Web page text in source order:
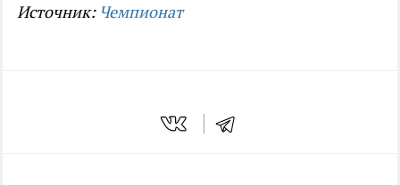
Источник: Чемпионат